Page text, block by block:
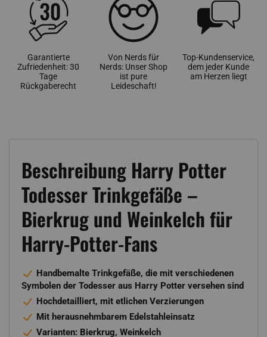
Garantierte
Zufriedenheit: 30
Tage
Rückgaberecht
Von Nerds für
Nerds: Unser Shop
ist pure
Leideschaft!
Top-Kundenservice,
dem jeder Kunde
am Herzen liegt
Beschreibung Harry Potter
Todesser Trinkgefäße –
Bierkrug und Weinkelch für
Harry-Potter-Fans
Handbemalte Trinkgefäße, die mit verschiedenen
Symbolen der Todesser aus Harry Potter versehen sind
Hochdetailliert, mit etlichen Verzierungen
Mit herausnehmbarem Edelstahleinsatz
Varianten: Bierkrug, Weinkelch